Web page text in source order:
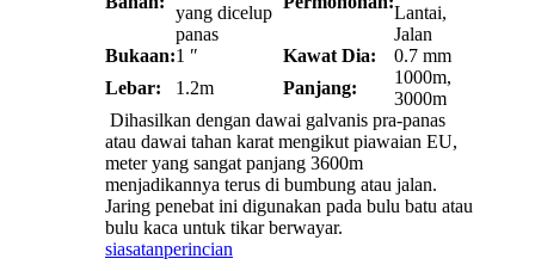
yang dicelup
panas
Lantai,
Jalan
Bukaan:1 ″ Kawat Dia:
0.7 mm
Lebar:
1.2m Panjang:
1000m,
3000m
Dihasilkan dengan dawai galvanis pra-panas
atau dawai tahan karat mengikut piawaian EU,
meter yang sangat panjang 3600m
menjadikannya terus di bumbung atau jalan.
Jaring penebat ini digunakan pada bulu batu atau
bulu kaca untuk tikar berwayar.
siasatanperincian